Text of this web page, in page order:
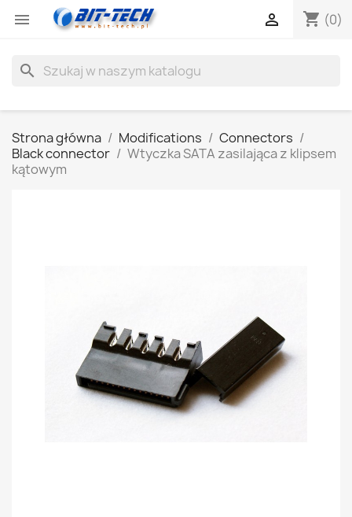
 shopping_cart (0)

search
Strona główna Modifications
Connectors
Black connector
Wtyczka SATA zasilająca z klipsem
kątowym